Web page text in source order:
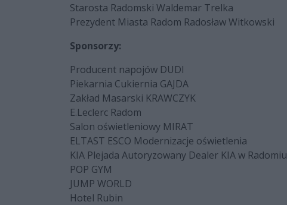
Starosta Radomski Waldemar Trelka
Prezydent Miasta Radom Radosław Witkowski
Sponsorzy:
Producent napojów DUDI
Piekarnia Cukiernia GAJDA
Zakład Masarski KRAWCZYK
E.Leclerc Radom
Salon oświetleniowy MIRAT
ELTAST ESCO Modernizacje oświetlenia
KIA Plejada Autoryzowany Dealer KIA w Radomiu
POP GYM
JUMP WORLD
Hotel Rubin